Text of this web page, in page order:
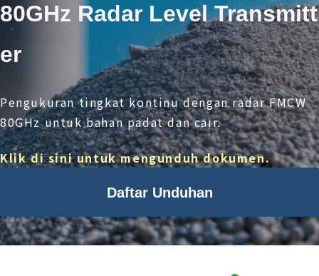
80GHz Radar Level Transmitt
er
Pengukuran tingkat kontinu dengan radar FMCW
80GHz untuk bahan padat dan cair.
Klik di sini untuk mengunduh dokumen.
Daftar Unduhan